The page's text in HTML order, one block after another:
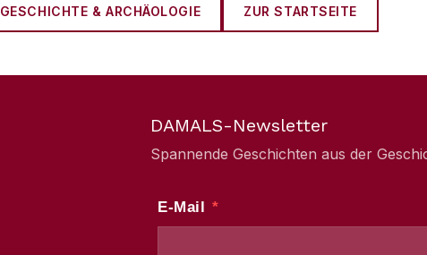
GESCHICHTE & ARCHÄOLOGIE ZUR STARTSEITE
DAMALS-Newsletter
Spannende Geschichten aus der